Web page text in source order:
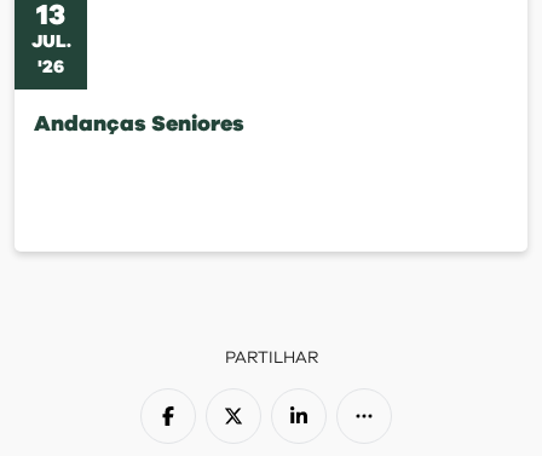
13
JUL.
'26
Andanças Seniores
PARTILHAR